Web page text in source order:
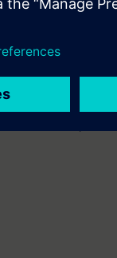
00 205 93
techniques
de leurs